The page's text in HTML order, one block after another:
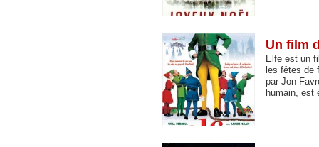
Un film
Elfe est un
les fêtes de
par Jon
humain, est